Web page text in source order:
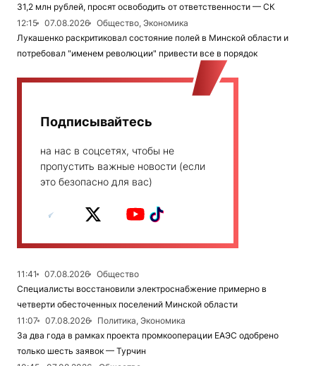
31,2 млн рублей, просят освободить от ответственности — СК
12:15
07.08.2026
Общество, Экономика
Лукашенко раскритиковал состояние полей в Минской области и
потребовал "именем революции" привести все в порядок
Подписывайтесь
на нас в соцсетях, чтобы не
пропустить важные новости (если
это безопасно для вас)
11:41 07.08.2026
Общество
Специалисты восстановили электроснабжение примерно в
четверти обесточенных поселений Минской области
11:07
07.08.2026
Политика, Экономика
За два года в рамках проекта промкооперации ЕАЭС одобрено
только шесть заявок — Турчин